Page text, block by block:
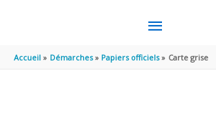
MENU
PRINCIPAL
Accueil Démarches Papiers officiels Carte grise